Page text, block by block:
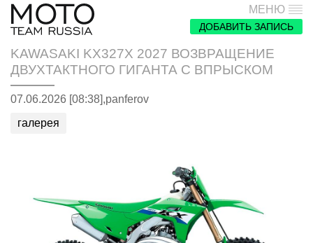
МЕНЮ
ДОБАВИТЬ ЗАПИСЬ
KAWASAKI KX327X 2027 ВОЗВРАЩЕНИЕ
ДВУХТАКТНОГО ГИГАНТА С ВПРЫСКОМ
07.06.2026 [08:38],panferov
галерея